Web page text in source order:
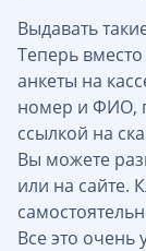
Выдавать
Теперь
анкеты на
номер и ФИО,
ссылкой на
Вы можете
или на сайте.
Все это очень